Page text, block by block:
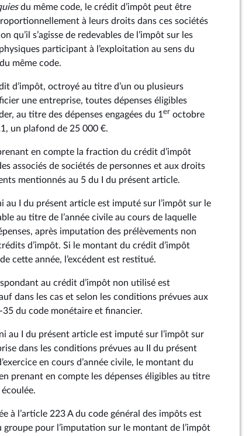
du même code, le crédit d’impôt peut être
à leurs droits dans ces sociétés
qu’il s’agisse de redevables de l’impôt sur les
participant à l’exploitation au sens du
même code.
d’impôt, octroyé au titre d’un ou plusieurs
une entreprise, toutes dépenses éligibles
au titre des dépenses engagées du 1 er octobre
un plafond de 25 000 €.
en compte la fraction du crédit d’impôt
associés de sociétés de personnes et aux droits
mentionnés au 5 du I du présent article.
au I du présent article est imputé sur l’impôt sur le
au titre de l’année civile au cours de laquelle
après imputation des prélèvements non
d’impôt. Si le montant du crédit d’impôt
cette année, l’excédent est restitué.
au crédit d’impôt non utilisé est
dans les cas et selon les conditions prévues aux
du code monétaire et financier.
au I du présent article est imputé sur l’impôt sur
dans les conditions prévues au II du présent
en cours d’année civile, le montant du
prenant en compte les dépenses éligibles au titre
à l’article 223 A du code général des impôts est
pour l’imputation sur le montant de l’impôt